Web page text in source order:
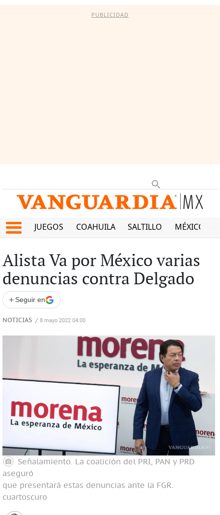
PUBLICIDAD
JUEGOS COAHUILA SALTILLO MÉXICO
Alista Va por México varias
denuncias contra Delgado
+ Seguir en
NOTICIAS / 8 mayo 2022 04:00
Señalamiento. La coalición del PRI, PAN y PRD
aseguró
que presentará estas denuncias ante la FGR.
cuartoscuro